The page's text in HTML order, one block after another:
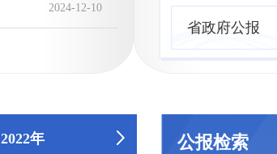
2024-12-10
省政府公报
2022年 2021年 2020年
公报检索